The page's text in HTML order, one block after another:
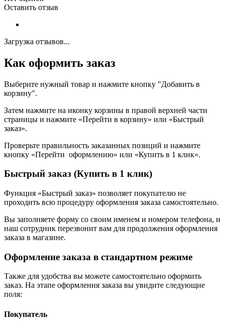
Оставить отзыв
Загрузка отзывов...
Как оформить заказ
Выберите нужный товар и нажмите кнопку "Добавить в
корзину".
Затем нажмите на иконку корзины в правой верхней части
страницы и нажмите «Перейти в корзину» или «Быстрый
заказ».
Проверьте правильность заказанных позиций и нажмите
кнопку «Перейти оформлению» или «Купить в 1 клик».
Быстрый заказ (Купить в 1 клик)
Функция «Быстрый заказ» позволяет покупателю не
проходить всю процедуру оформления заказа самостоятельно.
Вы заполняете форму со своим именем и номером телефона, и
наш сотрудник перезвонит вам для продолжения оформления
заказа в магазине.
Оформление заказа в стандартном режиме
Также для удобства вы можете самостоятельно оформить
заказ. На этапе оформления заказа вы увидите следующие
поля:
Покупатель